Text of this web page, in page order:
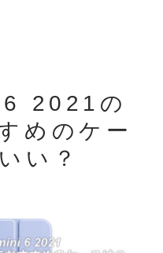
2021の
めのケー
い？